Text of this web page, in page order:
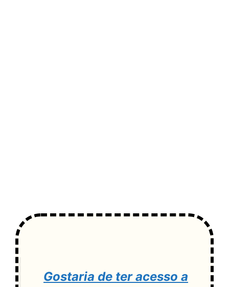
Gostaria de ter acesso a